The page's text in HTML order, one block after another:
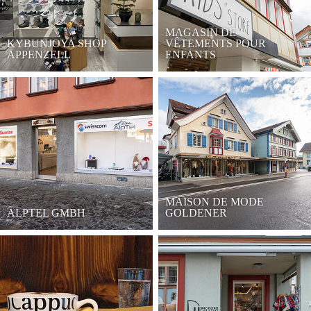
KYBUNJOYA SHOP
APPENZELL
MAGASIN DE
VÊTEMENTS POUR
ENFANTS
ALPTEL GMBH
MAISON DE MODE
GOLDENER